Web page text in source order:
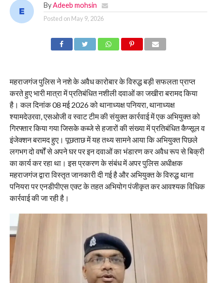
By Adeeb mohsin
Posted on May 9, 2026
महराजगंज पुलिस ने नशे के अवैध कारोबार के विरुद्ध बड़ी सफलता प्राप्त
करते हुए भारी मात्रा में प्रतिबंधित नशीली दवाओं का जखीरा बरामद किया
है। कल दिनांक 08 मई 2026 को थानाध्यक्ष पनियरा, थानाध्यक्ष
श्यामदेउरवा, एसओजी व स्वाट टीम की संयुक्त कार्रवाई में एक अभियुक्त को
गिरफ्तार किया गया जिसके कब्जे से हजारों की संख्या में प्रतिबंधित कैप्सूल व
इंजेक्शन बरामद हुए। पूछताछ में यह तथ्य सामने आया कि अभियुक्त पिछले
लगभग दो वर्षों से अपने घर पर इन दवाओं का भंडारण कर अवैध रूप से बिक्री
का कार्य कर रहा था। इस प्रकरण के संबंध में अपर पुलिस अधीक्षक
महराजगंज द्वारा विस्तृत जानकारी दी गई है और अभियुक्त के विरुद्ध थाना
पनियरा पर एनडीपीएस एक्ट के तहत अभियोग पंजीकृत कर आवश्यक विधिक
कार्रवाई की जा रही है।